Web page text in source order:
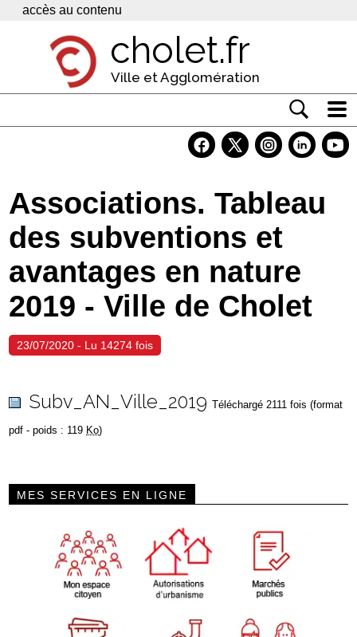
Panneau de gestion des cookies
accès au contenu
cholet.fr
Ville et Agglomération
Economie
Services
Contacts
Associations. Tableau
des subventions et
avantages en nature
2019 - Ville de Cholet
23/07/2020 - Lu 14274 fois
Subv_AN_Ville_2019 Téléchargé 2111 fois (format
pdf - poids : 119 Ko)
MES SERVICES EN LIGNE